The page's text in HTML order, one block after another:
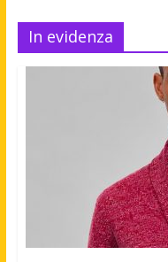
In evidenza